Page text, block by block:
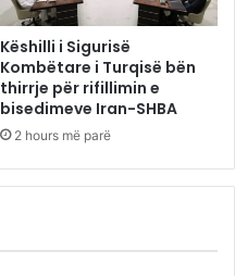
Këshilli i Sigurisë
Kombëtare i Turqisë bën
thirrje për rifillimin e
bisedimeve Iran-SHBA
2 hours më parë